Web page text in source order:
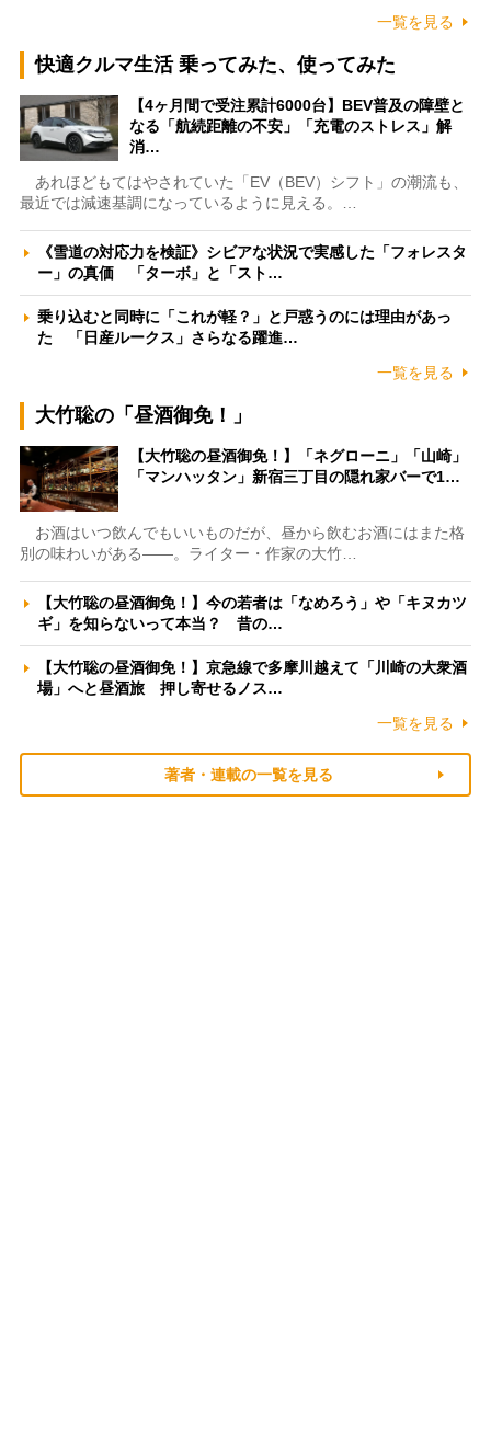
一覧を見る
快適クルマ生活 乗ってみた、使ってみた
【4ヶ月間で受注累計6000台】BEV普及の障壁と
なる「航続距離の不安」「充電のストレス」解
消…
あれほどもてはやされていた「EV（BEV）シフト」の潮流も、
最近では減速基調になっているように見える。…
《雪道の対応力を検証》シビアな状況で実感した「フォレスタ
ー」の真価 「ターボ」と「スト…
乗り込むと同時に「これが軽？」と戸惑うのには理由があっ
た 「日産ルークス」さらなる躍進…
一覧を見る
大竹聡の「昼酒御免！」
【大竹聡の昼酒御免！】「ネグローニ」「山崎」
「マンハッタン」新宿三丁目の隠れ家バーで1…
お酒はいつ飲んでもいいものだが、昼から飲むお酒にはまた格
別の味わいがある――。ライター・作家の大竹…
【大竹聡の昼酒御免！】今の若者は「なめろう」や「キヌカツ
ギ」を知らないって本当？ 昔の…
【大竹聡の昼酒御免！】京急線で多摩川越えて「川崎の大衆酒
場」へと昼酒旅 押し寄せるノス…
一覧を見る
著者・連載の一覧を見る